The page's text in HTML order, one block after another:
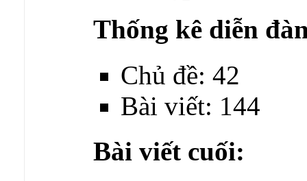
Thống kê diễn
Chủ đề: 42
Bài viết: 144
Bài viết cuối: